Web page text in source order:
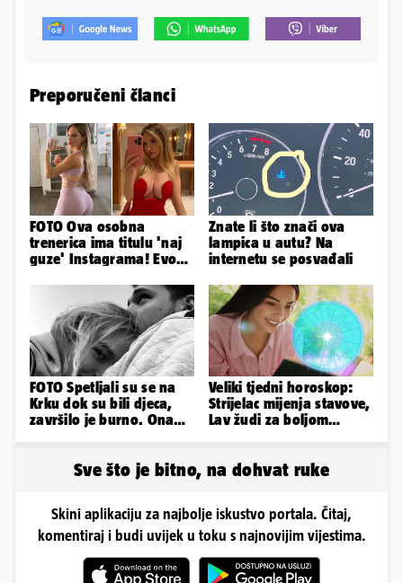
Preporučeni članci
FOTO Ova osobna
trenerica ima titulu 'naj
guze' Instagrama! Evo
Znate li što znači ova
lampica u autu? Na
internetu se posvađali
FOTO Spetljali su se na
Krku dok su bili djeca,
završilo je burno. Ona
Veliki tjedni horoskop:
Strijelac mijenja stavove,
Lav žudi za boljom
Sve što je bitno, na dohvat ruke
Skini aplikaciju za najbolje iskustvo portala. Čitaj,
komentiraj i budi uvijek u toku s najnovijim vijestima.